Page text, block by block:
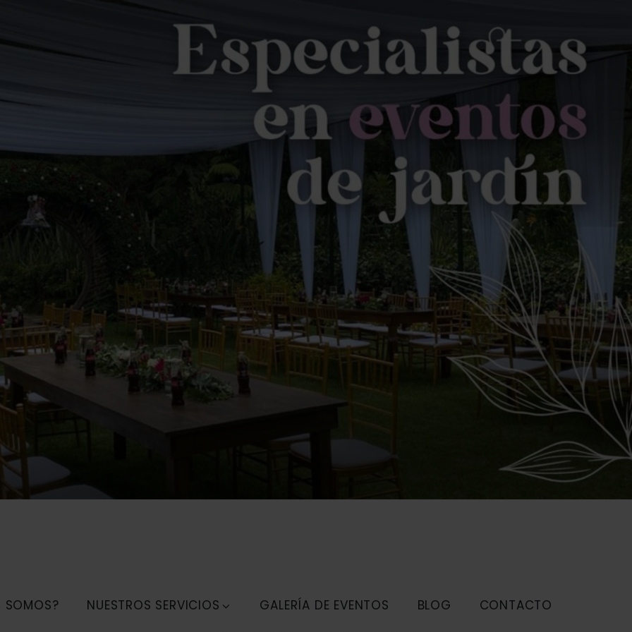
SOMOS? NUESTROS SERVICIOS GALERÍA DE EVENTOS BLOG
CONTACTO